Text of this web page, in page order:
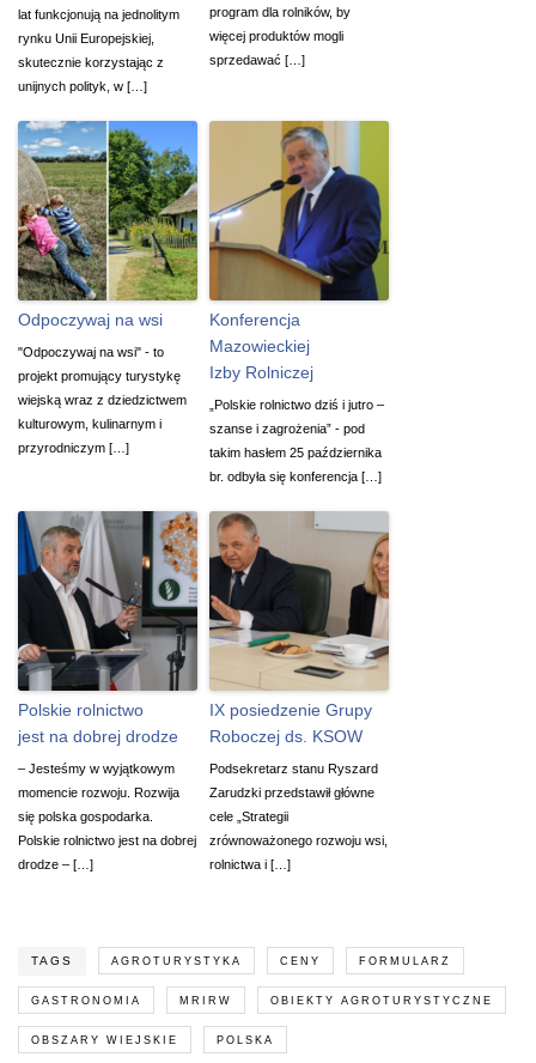
lat funkcjonują na jednolitym
rynku Unii Europejskiej,
skutecznie korzystając z
unijnych polityk, w […]
program dla rolników, by
więcej produktów mogli
sprzedawać […]
Odpoczywaj na wsi
"Odpoczywaj na wsi" - to
projekt promujący turystykę
wiejską wraz z dziedzictwem
kulturowym, kulinarnym i
przyrodniczym […]
Konferencja
Mazowieckiej
Izby Rolniczej
„Polskie rolnictwo dziś i jutro –
szanse i zagrożenia” - pod
takim hasłem 25 października
br. odbyła się konferencja […]
Polskie rolnictwo
jest na dobrej drodze
– Jesteśmy w wyjątkowym
momencie rozwoju. Rozwija
się polska gospodarka.
Polskie rolnictwo jest na dobrej
drodze – […]
IX posiedzenie Grupy
Roboczej ds. KSOW
Podsekretarz stanu Ryszard
Zarudzki przedstawił główne
cele „Strategii
zrównoważonego rozwoju wsi,
rolnictwa i […]
TAGS AGROTURYSTYKA CENY FORMULARZ
GASTRONOMIA MRIRW OBIEKTY AGROTURYSTYCZNE
OBSZARY WIEJSKIE POLSKA